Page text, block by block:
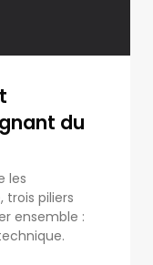
du
les
trois piliers
ensemble :